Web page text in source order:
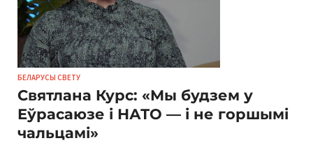
БЕЛАРУСЫ СВЕТУ
Святлана Курс: «Мы будзем у
Еўрасаюзе і НАТО — і не горшымі
чальцамі»